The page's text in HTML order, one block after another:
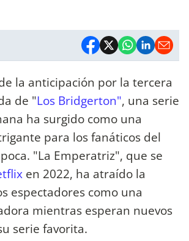
la anticipación por la tercera
de "Los Bridgerton", una serie
ha surgido como una
para los fanáticos del
"La Emperatriz", que se
en 2022, ha atraído la
espectadores como una
mientras esperan nuevos
serie favorita.